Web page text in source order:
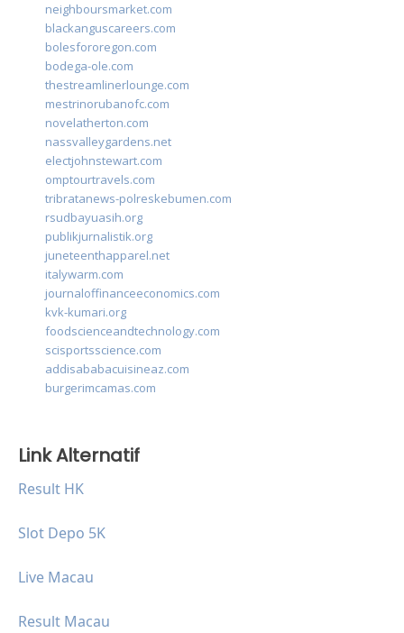
neighboursmarket.com
blackanguscareers.com
bolesfororegon.com
bodega-ole.com
thestreamlinerlounge.com
mestrinorubanofc.com
novelatherton.com
nassvalleygardens.net
electjohnstewart.com
omptourtravels.com
tribratanews-polreskebumen.com
rsudbayuasih.org
publikjurnalistik.org
juneteenthapparel.net
italywarm.com
journaloffinanceeconomics.com
kvk-kumari.org
foodscienceandtechnology.com
scisportsscience.com
addisababacuisineaz.com
burgerimcamas.com
Link Alternatif
Result HK
Slot Depo 5K
Live Macau
Result Macau